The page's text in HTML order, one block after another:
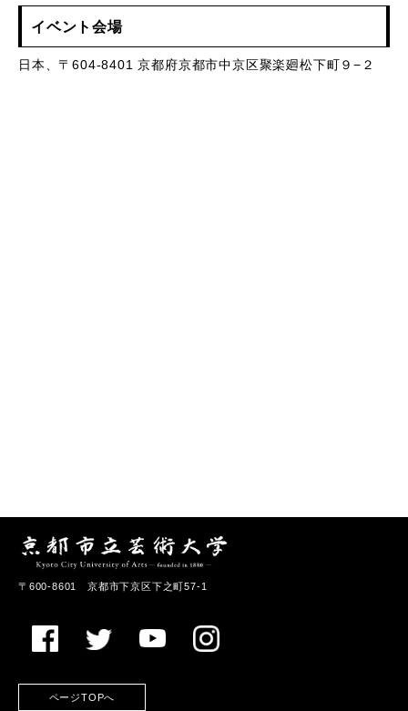
イベント会場
日本、〒604-8401 京都府京都市中京区聚楽廻松下町９−２
〒600-8601 京都市下京区下之町57-1
ページTOPへ